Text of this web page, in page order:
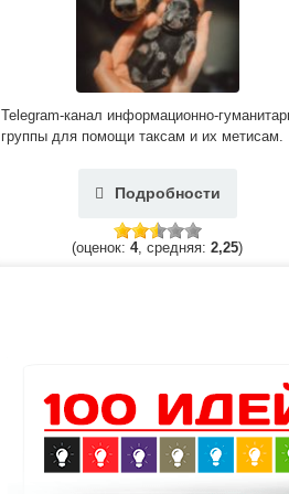
Telegram-канал информационно-
группы для помощи таксам и их метисам.
Подробности
(оценок: 4, средняя: 2,25)